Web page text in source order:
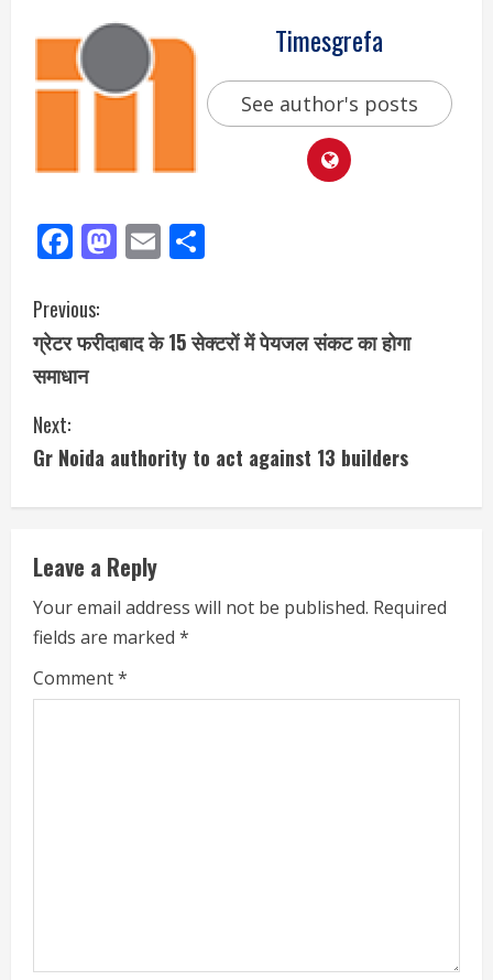
Timesgrefa
See author's posts
Facebook
Mastodon
Email
Previous:
ग्रेटर फरीदाबाद के 15 सेक्टरों में पेयजल संकट का होगा
समाधान
Next:
Gr Noida authority to act against 13 builders
Leave a Reply
Your email address will not be published. Required
fields are marked *
Comment*